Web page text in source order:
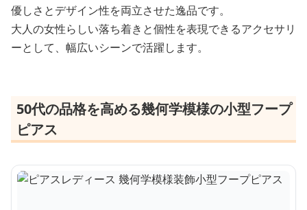
優しさとデザイン性を両立させた逸品です。
大人の女性らしい落ち着きと個性を表現できるアクセサリ
ーとして、幅広いシーンで活躍します。
50代の品格を高める幾何学模様の小型フープ
ピアス